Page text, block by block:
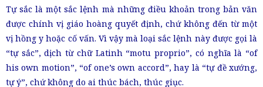
Tự sắc là một sắc lệnh mà những điều khoản trong bản văn
được chính vị giáo hoàng quyết định, chứ không đến từ một
vị hồng y hoặc cố vấn. Vì vậy mà loại sắc lệnh này được gọi là
“tự sắc”, dịch từ chữ Latinh “motu proprio”, có nghĩa là “of
his own motion”, “of one’s own accord”, hay là “tự đề xướng,
tự ý”, chứ không do ai thúc bách, thúc giục.